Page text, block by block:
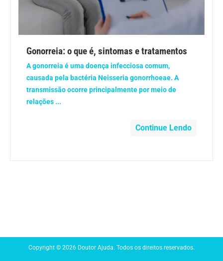
Saúde da mulher
Anemia
Anestesia
Aparelho Digestivo
Gonorreia: o que é, sintomas e tratamentos
A gonorreia é uma doença infecciosa comum,
causada pela bactéria Neisseria gonorrhoeae. A
transmissão ocorre principalmente por meio de
relações ...
Continue Lendo
Copyright © 2026 Doutor Ajuda. Todos os direitos reservados.